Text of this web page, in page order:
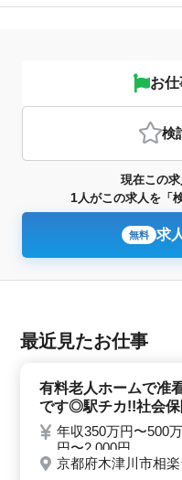
お仕
検
現在この
1人がこの求人を「
無料 求
最近見たお仕事
有料老人ホームで准
です◎駅チカ!!社会保
年収350万円〜500
円〜2,000円
京都府木津川市相楽